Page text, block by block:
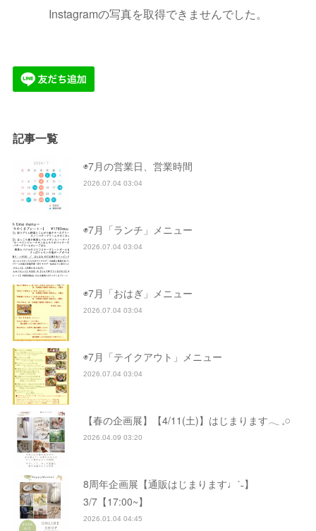
Instagramの写真を取得できませんでした。
記事一覧
◉7月の営業日、営業時間
2026.07.04 03:04
◉7月「ランチ」メニュー
2026.07.04 03:04
◉7月「おはぎ」メニュー
2026.07.04 03:04
◉7月「テイクアウト」メニュー
2026.07.04 03:04
【春の企画展】【4/11(土)】はじまります𓂃 𓈒𓏸
2026.04.09 03:20
8周年企画展【通販はじまります♩ˊ˗】
3/7【17:00~】
2026.01.04 04:45